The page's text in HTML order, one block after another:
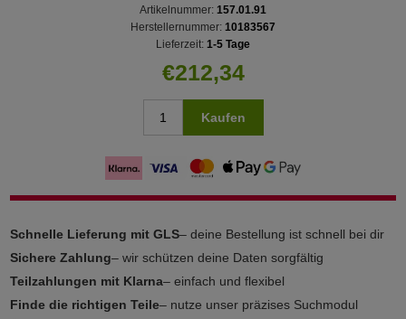
Artikelnummer: 157.01.91
Herstellernummer: 10183567
Lieferzeit: 1-5 Tage
€212,34
Kaufen
Schnelle Lieferung mit GLS– deine Bestellung ist schnell bei dir
Sichere Zahlung– wir schützen deine Daten sorgfältig
Teilzahlungen mit Klarna– einfach und flexibel
Finde die richtigen Teile– nutze unser präzises Suchmodul